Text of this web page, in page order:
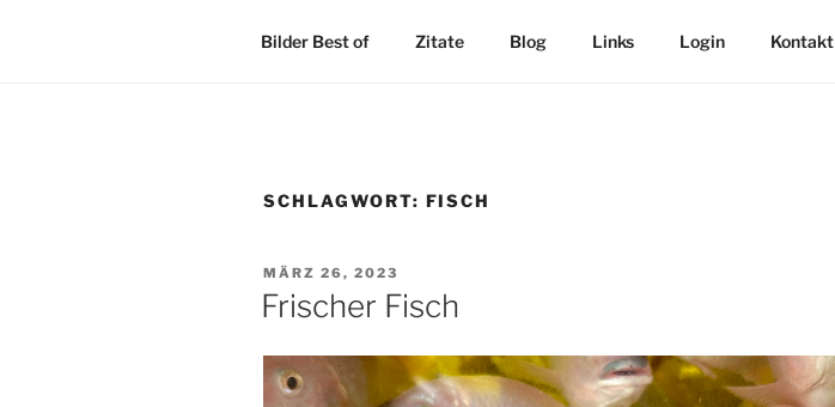
Bilder Best of Zitate Blog Links Login Kontakt
SCHLAGWORT: FISCH
VERÖFFENTLICHT
AM
MÄRZ 26, 2023
Frischer Fisch